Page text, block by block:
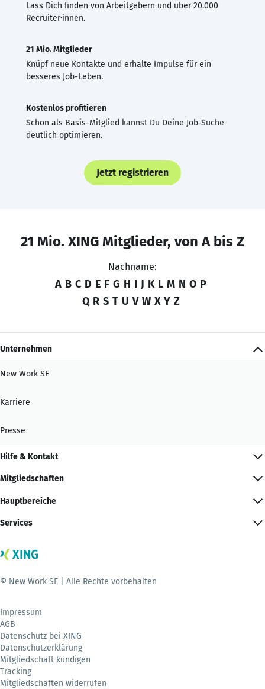
Lass Dich finden von Arbeitgebern und über 20.000
Recruiter·innen.
21 Mio. Mitglieder
Knüpf neue Kontakte und erhalte Impulse für ein
besseres Job-Leben.
Kostenlos profitieren
Schon als Basis-Mitglied kannst Du Deine Job-Suche
deutlich optimieren.
Jetzt registrieren
21 Mio. XING Mitglieder, von A bis Z
Nachname:
A B C D E F G H I J K L M N O P
Q R S T U V W X Y Z
Unternehmen
New Work SE
Karriere
Presse
Hilfe & Kontakt
Mitgliedschaften
Hauptbereiche
Services
© New Work SE | Alle Rechte vorbehalten
Impressum
AGB
Datenschutz bei XING
Datenschutzerklärung
Mitgliedschaft kündigen
Tracking
Mitgliedschaften widerrufen